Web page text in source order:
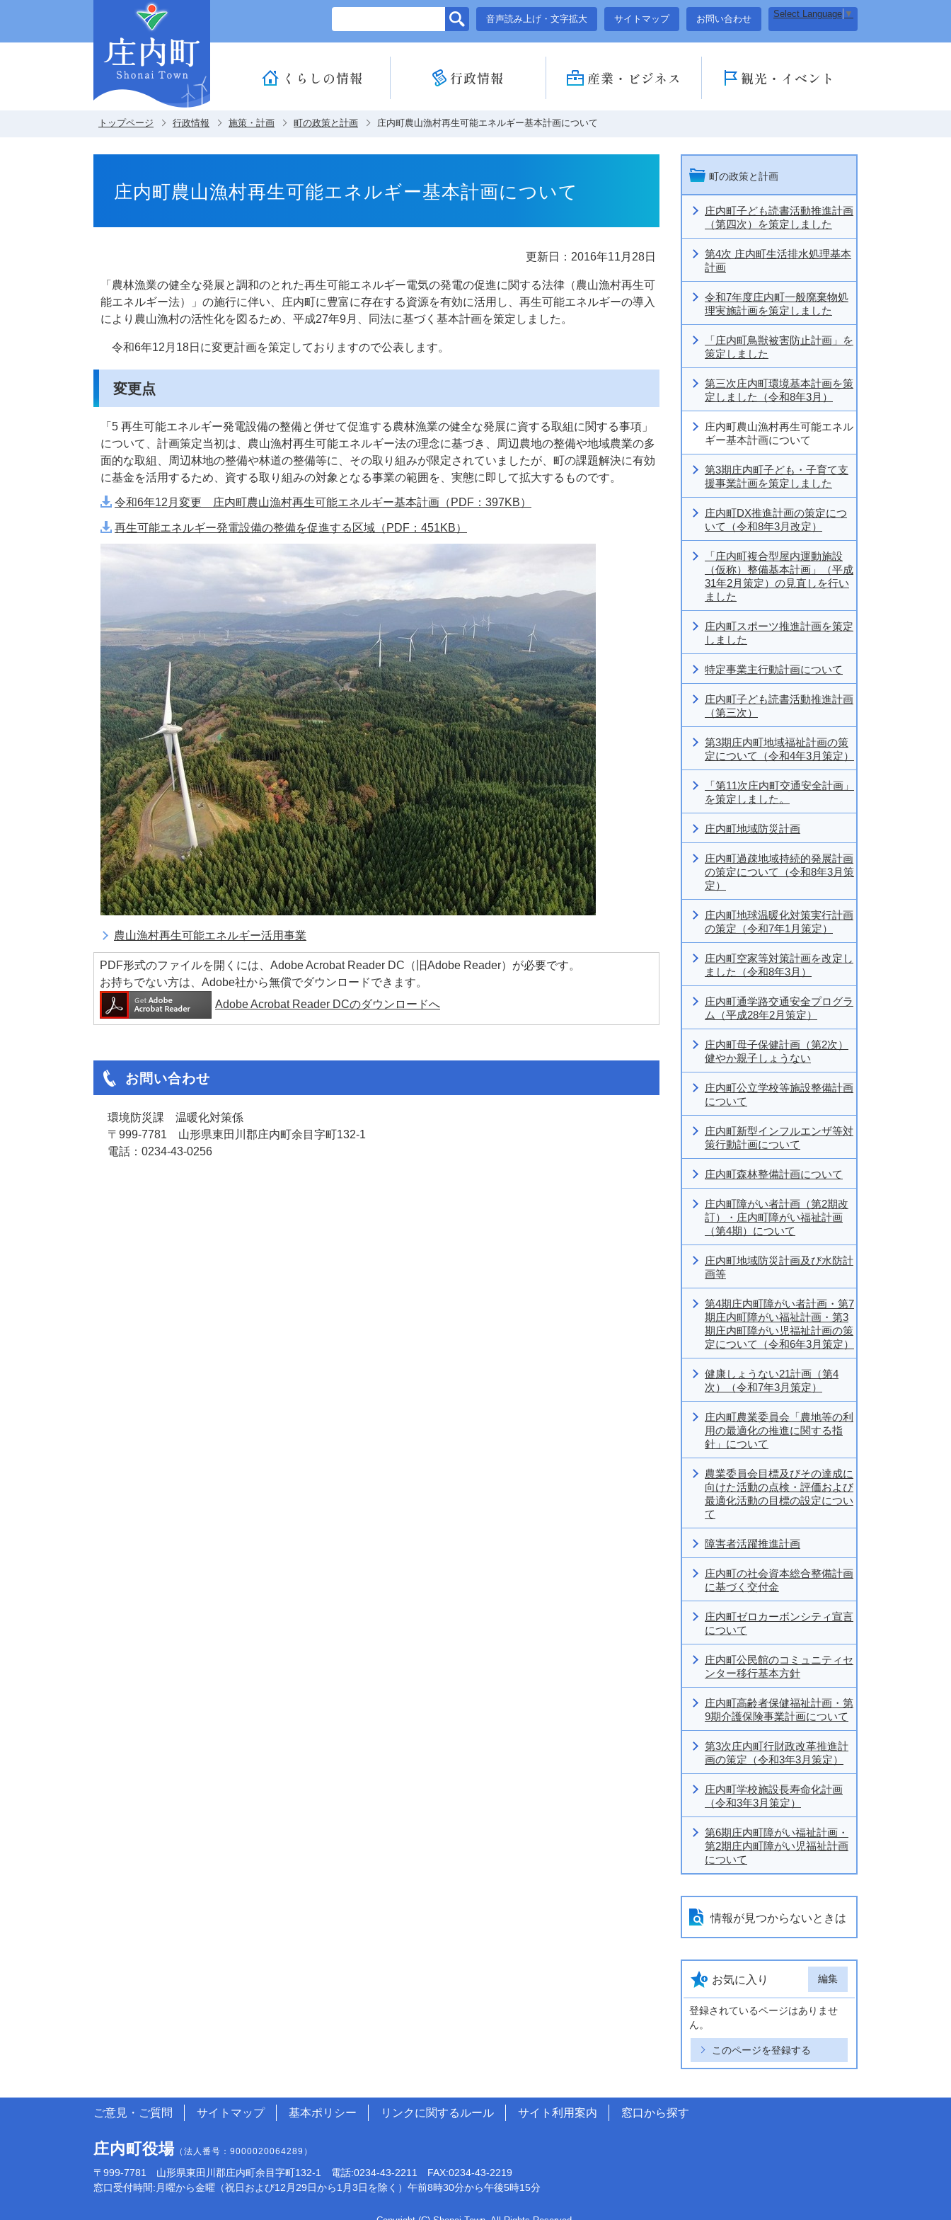
このページの本文へ移動
音声読み上げ・文字拡大 サイトマップ お問い合わせ Select Language ▼
くらしの情報 行政情報 産業・ビジネス 観光・イベント
トップページ 行政情報 施策・計画 町の政策と計画 庄内町農山漁村再生可能エネルギー基本計画について
庄内町農山漁村再生可能エネルギー基本計画について
更新日：2016年11月28日
「農林漁業の健全な発展と調和のとれた再生可能エネルギー電気の発電の促進に関する法律（農山漁村再生可
能エネルギー法）」の施行に伴い、庄内町に豊富に存在する資源を有効に活用し、再生可能エネルギーの導入
により農山漁村の活性化を図るため、平成27年9月、同法に基づく基本計画を策定しました。
令和6年12月18日に変更計画を策定しておりますので公表します。
変更点
「5 再生可能エネルギー発電設備の整備と併せて促進する農林漁業の健全な発展に資する取組に関する事項」
について、計画策定当初は、農山漁村再生可能エネルギー法の理念に基づき、周辺農地の整備や地域農業の多
面的な取組、周辺林地の整備や林道の整備等に、その取り組みが限定されていましたが、町の課題解決に有効
に基金を活用するため、資する取り組みの対象となる事業の範囲を、実態に即して拡大するものです。
令和6年12月変更 庄内町農山漁村再生可能エネルギー基本計画（PDF：397KB）
再生可能エネルギー発電設備の整備を促進する区域（PDF：451KB）
農山漁村再生可能エネルギー活用事業
PDF形式のファイルを開くには、Adobe Acrobat Reader DC（旧Adobe Reader）が必要です。
お持ちでない方は、Adobe社から無償でダウンロードできます。
Adobe Acrobat Reader DCのダウンロードへ
お問い合わせ
環境防災課 温暖化対策係
〒999-7781 山形県東田川郡庄内町余目字町132-1
電話：0234-43-0256
町の政策と計画
庄内町子ども読書活動推進計画
（第四次）を策定しました
第4次 庄内町生活排水処理基本
計画
令和7年度庄内町一般廃棄物処
理実施計画を策定しました
「庄内町鳥獣被害防止計画」を
策定しました
第三次庄内町環境基本計画を策
定しました（令和8年3月）
庄内町農山漁村再生可能エネル
ギー基本計画について
第3期庄内町子ども・子育て支
援事業計画を策定しました
庄内町DX推進計画の策定につ
いて（令和8年3月改定）
「庄内町複合型屋内運動施設
（仮称）整備基本計画」（平成
31年2月策定）の見直しを行い
ました
庄内町スポーツ推進計画を策定
しました
特定事業主行動計画について
庄内町子ども読書活動推進計画
（第三次）
第3期庄内町地域福祉計画の策
定について（令和4年3月策定）
「第11次庄内町交通安全計画」
を策定しました。
庄内町地域防災計画
庄内町過疎地域持続的発展計画
の策定について（令和8年3月策
定）
庄内町地球温暖化対策実行計画
の策定（令和7年1月策定）
庄内町空家等対策計画を改定し
ました（令和8年3月）
庄内町通学路交通安全プログラ
ム（平成28年2月策定）
庄内町母子保健計画（第2次）
健やか親子しょうない
庄内町公立学校等施設整備計画
について
庄内町新型インフルエンザ等対
策行動計画について
庄内町森林整備計画について
庄内町障がい者計画（第2期改
訂）・庄内町障がい福祉計画
（第4期）について
庄内町地域防災計画及び水防計
画等
第4期庄内町障がい者計画・第7
期庄内町障がい福祉計画・第3
期庄内町障がい児福祉計画の策
定について（令和6年3月策定）
健康しょうない21計画（第4
次）（令和7年3月策定）
庄内町農業委員会「農地等の利
用の最適化の推進に関する指
針」について
農業委員会目標及びその達成に
向けた活動の点検・評価および
最適化活動の目標の設定につい
て
障害者活躍推進計画
庄内町の社会資本総合整備計画
に基づく交付金
庄内町ゼロカーボンシティ宣言
について
庄内町公民館のコミュニティセ
ンター移行基本方針
庄内町高齢者保健福祉計画・第
9期介護保険事業計画について
第3次庄内町行財政改革推進計
画の策定（令和3年3月策定）
庄内町学校施設長寿命化計画
（令和3年3月策定）
第6期庄内町障がい福祉計画・
第2期庄内町障がい児福祉計画
について
情報が見つからないときは
お気に入り 編集
登録されているページはありませ
ん。
このページを登録する
ご意見・ご質問 サイトマップ 基本ポリシー リンクに関するルール サイト利用案内 窓口から探す
庄内町役場 （法人番号：9000020064289）
〒999-7781 山形県東田川郡庄内町余目字町132-1 電話:0234-43-2211 FAX:0234-43-2219
窓口受付時間:月曜から金曜（祝日および12月29日から1月3日を除く）午前8時30分から午後5時15分